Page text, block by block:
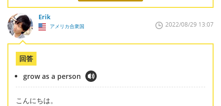
Erik
アメリカ合衆国 2022/08/29 13:07
回答
grow as a person
こんにちは。